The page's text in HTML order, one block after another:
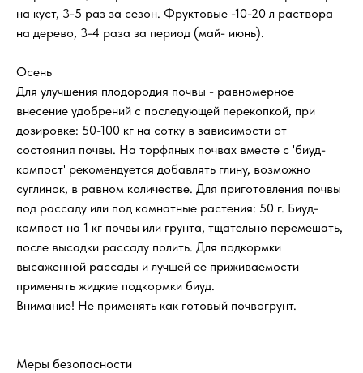
на куст, 3-5 раз за сезон. Фруктовые -10-20 л раствора
на дерево, 3-4 раза за период (май- июнь).
Осень
Для улучшения плодородия почвы - равномерное
внесение удобрений с последующей перекопкой, при
дозировке: 50-100 кг на сотку в зависимости от
состояния почвы. На торфяных почвах вместе с 'биуд-
компост' рекомендуется добавлять глину, возможно
суглинок, в равном количестве. Для приготовления почвы
под рассаду или под комнатные растения: 50 г. Биуд-
компост на 1 кг почвы или грунта, тщательно перемешать,
после высадки рассаду полить. Для подкормки
высаженной рассады и лучшей ее приживаемости
применять жидкие подкормки биуд.
Внимание! Не применять как готовый почвогрунт.
Меры безопасности